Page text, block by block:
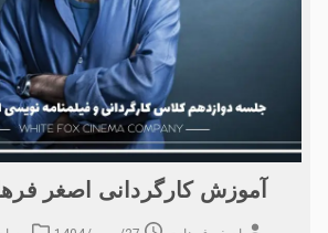
آموزش کارگردانی اصغر